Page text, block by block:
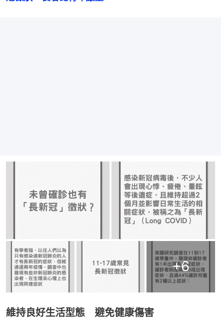
+6
維持良好生活型態 避免健康傷害